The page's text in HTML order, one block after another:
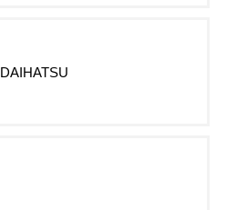
DAIHATSU